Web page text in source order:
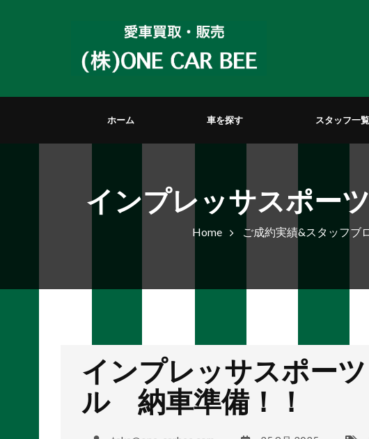
ホーム 車を探す スタッフ一覧
インプレッサスポー
Home ご成約実績&スタッフブ
インプレッサスポー
ル 納車準備！！